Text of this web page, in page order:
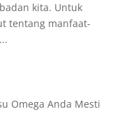
kita. Untuk
tentang manfaat-
Omega Anda Mesti